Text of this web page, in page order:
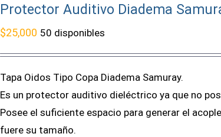
Protector Auditivo Diadema
$25,000 50 disponibles
Tapa Oidos Tipo Copa Diadema Samuray.
Es un protector auditivo dieléctrico ya que no
Posee el suficiente espacio para generar el
fuere su tamaño.